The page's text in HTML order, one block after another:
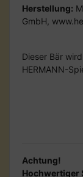
Herstellung:
GmbH,
Dieser Bär
HERMANN-
Achtung!
Hochwertiger